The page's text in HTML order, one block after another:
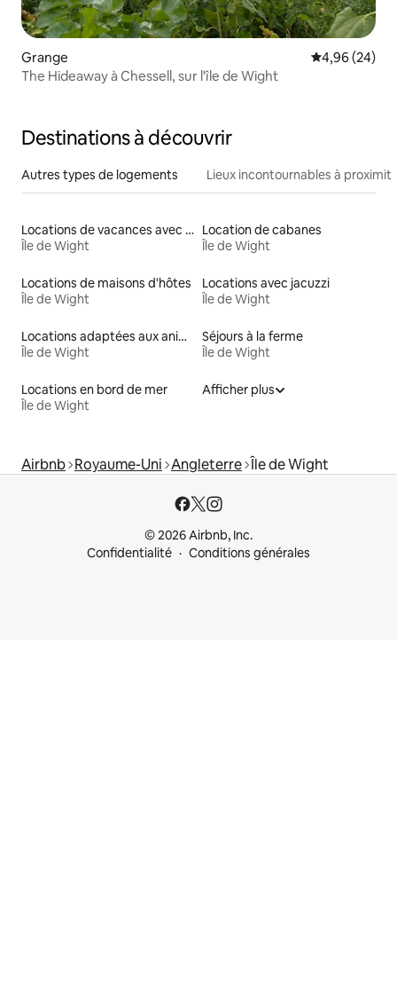
Grange Évaluation
4,96 (24)
The Hideaway à Chessell, sur l'île de Wight
Destinations à découvrir
Autres types de logements Lieux incontournables à
Locations de vacances avec piscine
Île de Wight
Location de cabanes
Île de Wight
Locations de maisons d'hôtes
Île de Wight
Locations avec jacuzzi
Île de Wight
Locations adaptées aux animaux
Île de Wight
Séjours à la ferme
Île de Wight
Locations en bord de mer
Île de Wight
Afficher plus
Airbnb Royaume-Uni Angleterre Île de Wight
© 2026 Airbnb, Inc.
Confidentialité
Conditions générales